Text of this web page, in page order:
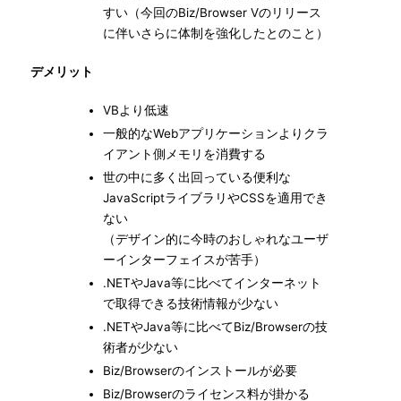
すい（今回のBiz/Browser Vのリリース
に伴いさらに体制を強化したとのこと）
デメリット
VBより低速
一般的なWebアプリケーションよりクラ
イアント側メモリを消費する
世の中に多く出回っている便利な
JavaScriptライブラリやCSSを適用でき
ない
（デザイン的に今時のおしゃれなユーザ
ーインターフェイスが苦手）
.NETやJava等に比べてインターネット
で取得できる技術情報が少ない
.NETやJava等に比べてBiz/Browserの技
術者が少ない
Biz/Browserのインストールが必要
Biz/Browserのライセンス料が掛かる